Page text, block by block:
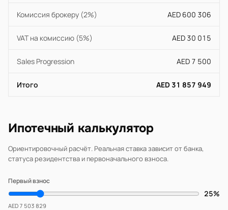
Комиссия брокеру (2%) AED 600 306
VAT на комиссию (5%) AED 30 015
Sales Progression AED 7 500
Итого AED 31 857 949
Ипотечный калькулятор
Ориентировочный расчёт. Реальная ставка зависит от банка,
статуса резидентства и первоначального взноса.
Первый взнос
25%
AED 7 503 829